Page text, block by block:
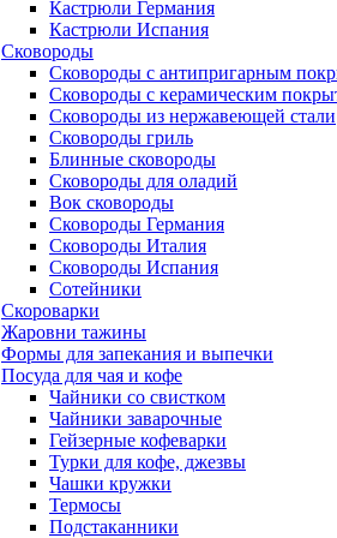
Кастрюли Германия
Кастрюли Испания
Сковороды
Сковороды с антипригарным
Сковороды с керамическим
Сковороды из нержавеющей стали
Сковороды гриль
Блинные сковороды
Сковороды для оладий
Вок сковороды
Сковороды Германия
Сковороды Италия
Сковороды Испания
Сотейники
Скороварки
Жаровни тажины
Формы для запекания и выпечки
Посуда для чая и кофе
Чайники со свистком
Чайники заварочные
Гейзерные кофеварки
Турки для кофе, джезвы
Чашки кружки
Термосы
Подстаканники